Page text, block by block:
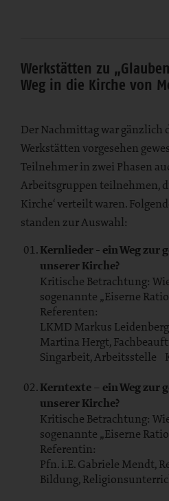
Werkstätten zu
Weg in die Kirche von
Der Nachmittag war gänzlich
Werkstätten vorgesehen
Teilnehmer in zwei Phasen
Arbeitsgruppen teilnehmen,
Kirche‘ verteilt waren.
standen zur Auswahl:
Kernlieder - ein Weg zur
unserer Kirche?
Kritische Betrachtung:
sogenannte „Eiserne
Referenten:
LKMD Markus
Martina Hergt,
Singarbeit, Arbeitsstelle
Kerntexte – ein Weg zur
unserer Kirche?
Kritische Betrachtung:
sogenannte „Eiserne
Referentin:
Pfn. i.E. Gabriele Mendt,
Bildung,